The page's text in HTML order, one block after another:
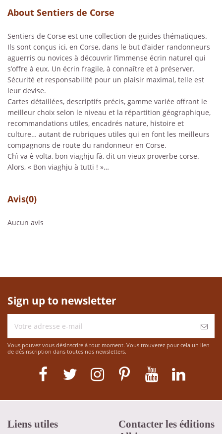
About Sentiers de Corse
Sentiers de Corse est une collection de guides thématiques.
Ils sont conçus ici, en Corse, dans le but d’aider randonneurs
aguerris ou novices à découvrir l’immense écrin naturel qui
s’offre à eux. Un écrin fragile, à connaître et à préserver.
Sécurité et responsabilité pour un plaisir maximal, telle est
leur devise.
Cartes détaillées, descriptifs précis, gamme variée offrant le
meilleur choix selon le niveau et la répartition géographique,
recommandations utiles, encadrés nature, histoire et
culture… autant de rubriques utiles qui en font les meilleurs
compagnons de route du randonneur en Corse.
Chì va è volta, bon viaghju fà, dit un vieux proverbe corse.
Alors, « Bon viaghju à tutti ! »…
Avis(0)
Aucun avis
Sign up to newsletter
Vous pouvez vous désinscrire à tout moment. Vous trouverez pour cela un lien
de désinscription dans toutes nos newsletters.
Liens utiles
Contacter les éditions